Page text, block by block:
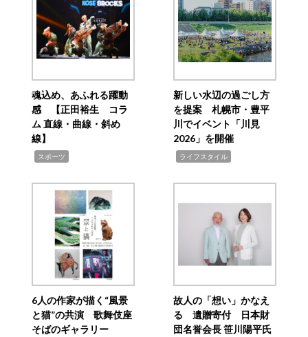
魂込め、あふれる躍動
感 【正田裕生 コラ
ム 直線・曲線・斜め
線】
スポーツ
新しい水辺の過ごし方
を提案 札幌市・豊平
川でイベント「川見
2026」を開催
ライフスタイル
6人の作家が描く“風景
と猫”の共演 歌舞伎座
そばのギャラリー
故人の「想い」かなえ
る 遺贈寄付 日本財
団名誉会長 笹川陽平氏